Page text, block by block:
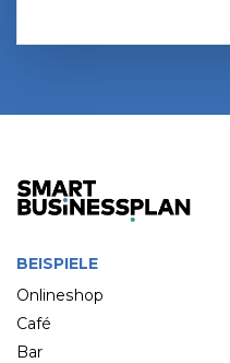
BEISPIELE
Onlineshop
Café
Bar